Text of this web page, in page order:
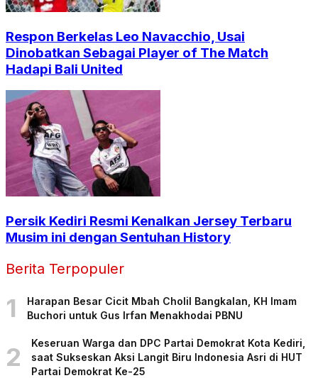
Respon Berkelas Leo Navacchio, Usai
Dinobatkan Sebagai Player of The Match
Hadapi Bali United
Persik Kediri Resmi Kenalkan Jersey Terbaru
Musim ini dengan Sentuhan History
Berita Terpopuler
1
Harapan Besar Cicit Mbah Cholil Bangkalan, KH Imam
Buchori untuk Gus Irfan Menakhodai PBNU
2
Keseruan Warga dan DPC Partai Demokrat Kota Kediri,
saat Sukseskan Aksi Langit Biru Indonesia Asri di HUT
Partai Demokrat Ke-25